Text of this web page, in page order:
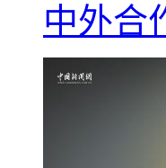
中外合